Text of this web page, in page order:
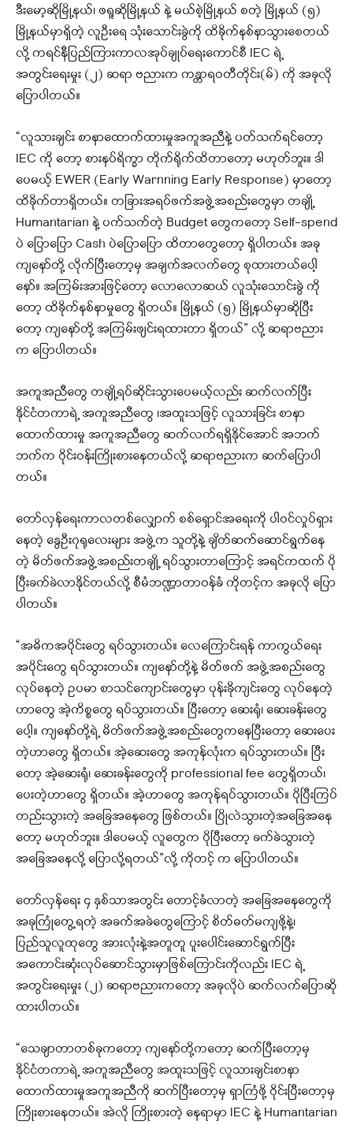
ဒီးမော့ဆိုမြို့နယ်၊ ဖရူဆိုမြို့နယ် နဲ့ မယ်စဲ့မြို့နယ် စတဲ့ မြို့နယ် (၅)
မြို့နယ်မှာရှိတဲ့ လူဦးရေ သုံးသောင်းခွဲကို ထိခိုက်နစ်နာသွားစေတယ်
လို့ ကရင်နီပြည်ကြားကာလအုပ်ချုပ်ရေးကောင်စီ IEC ရဲ့
အတွင်းရေးမှုး (၂) ဆရာ ဗညားက ကန္တာရဝတီတိုင်း(မ်) ကို အခုလို
ပြောပါတယ်။
“လူသားချင်း စာနာထောက်ထားမှုအကူအညီနဲ့ ပတ်သက်ရင်တော့
IEC ကို တော့ စားနပ်ရိက္ခာ တိုက်ရိုက်ထိတာတော့ မဟုတ်ဘူး။ ဒါ
ပေမယ့် EWER (Early Warnning Early Response) မှာတော့
ထိခိုက်တာရှိတယ်။ တခြားအရပ်ဖက်အဖွဲ့အစည်းတွေမှာ တချို့
Humantarian နဲ့ ပက်သက်တဲ့ Budget တွေကတော့ Self-spend
ပဲ ပြောပြော Cash ပဲပြောပြော ထိတာတွေတော့ ရှိပါတယ်။ အခု
ကျနော်တို့ လိုက်ပြီးတော့မှ အချက်အလက်တွေ စုထားတယ်ပေါ့
နော်။ အကြမ်းအားဖြင့်တော့ လောလောဆယ် လူသုံးသောင်းခွဲ ကို
တော့ ထိခိုက်နစ်နာမှုတွေ ရှိတယ်။ မြို့နယ် (၅) မြို့နယ်မှာဆိုပြီး
တော့ ကျနော်တို့ အကြမ်းဖျင်းရထားတာ ရှိတယ်” လို့ ဆရာဗညား
က ပြောပါတယ်။
အကူအညီတွေ တချို့ရပ်ဆိုင်းသွားပေမယ့်လည်း ဆက်လက်ပြီး
နိုင်ငံတကာရဲ့ အကူအညီတွေ ၊အထူးသဖြင့် လူသားခြင်း စာနာ
ထောက်ထားမှု အကူအညီတွေ ဆက်လက်ရရှိနိုင်အောင် အဘက်
ဘက်က ဝိုင်းဝန်းကြိုးစားနေတယ်လို့ ဆရာဗညားက ဆက်ပြောပါ
တယ်။
တော်လှန်ရေးကာလတစ်လျှောက် စစ်ရှောင်အရေးကို ပါဝင်လှုပ်ရှား
နေတဲ့ နွေဦးဂုရုလေးများ အဖွဲ့က သူတို့နဲ့ ချိတ်ဆက်ဆောင်ရွက်နေ
တဲ့ မိတ်ဖက်အဖွဲ့အစည်းတချို့ ရပ်သွားတာကြောင့် အရင်ကထက် ပို
ပြီးခက်ခဲလာနိုင်တယ်လို့ စီမံဘဏ္ဍာတာဝန်ခံ ကိုတင့်က အခုလို ပြော
ပါတယ်။
“အဓိကအပိုင်းတွေ ရပ်သွားတယ်။ လေကြောင်းရန် ကာကွယ်ရေး
အပိုင်းတွေ ရပ်သွားတယ်။ ကျနော်တို့နဲ့ မိတ်ဖက် အဖွဲ့အစည်းတွေ
လုပ်နေတဲ့ ဥပမာ စာသင်ကျောင်းတွေမှာ ပုန်းခိုကျင်းတွေ လုပ်နေတဲ့
ဟာတွေ အဲ့ကိစ္စတွေ ရပ်သွားတယ်။ ပြီးတော့ ဆေးရုံ၊ ဆေးခန်းတွေ
ပေါ့။ ကျနော်တို့ရဲ့ မိတ်ဖက်အဖွဲ့အစည်းတွေကနေပြီးတော့ ဆေးပေး
တဲ့ဟာတွေ ရှိတယ်။ အဲ့ဆေးတွေ အကုန်လုံးက ရပ်သွားတယ်။ ပြီး
တော့ အဲ့ဆေးရုံ၊ ဆေးခန်းတွေကို professional fee တွေရှိတယ်၊
ပေးတဲ့ဟာတွေ ရှိတယ်။ အဲ့ဟာတွေ အကုန်ရပ်သွားတယ်။ ပိုပြီးကြပ်
တည်းသွားတဲ့ အ‌ခြေအနေတွေ ဖြစ်တယ်။ ပြိုလဲသွားတဲ့အခြေအနေ
တော့ မဟုတ်ဘူး။ ဒါပေမယ့် လူတွေက ပိုပြီးတော့ ခက်ခဲသွားတဲ့
အခြေအနေလို့ ပြောလို့ရတယ်”လို့ ကိုတင့် က ပြောပါတယ်။
တော်လှန်ရေး ၄ နှစ်သာအတွင်း တောင့်ခံလာတဲ့ အခြေအနေတွေကို
အခုကြုံတွေ့ရတဲ့ အခက်အခဲတွေကြောင့် စိတ်ဓတ်မကျဖို့နဲ့၊
ပြည်သူလူထုတွေ အားလုံးနဲ့အတူတူ ပူးပေါင်းဆောင်ရွက်ပြီး
အကောင်းဆုံးလုပ်ဆောင်သွားမှာဖြစ်ကြောင်းကိုလည်း IEC ရဲ့
အတွင်းရေးမှုး (၂) ဆရာဗညားကတော့ အခုလိုပဲ ဆက်လက်ပြောဆို
ထားပါတယ်။
“သေချာတာတစ်ခုကတော့ ကျနော်တို့ကတော့ ဆက်ပြီးတော့မှ
နိုင်ငံတကာရဲ့ အကူအညီတွေ အထူးသဖြင့် လူသားချင်းစာနာ
ထောက်ထားမှုအကူအညီကို ဆက်ပြီးတော့မှ ရှာကြံဖို့ ဝိုင်းပြီးတော့မှ
ကြိုးစားနေတယ်။ အဲလို ကြိုးစားတဲ့ နေရာမှာ IEC နဲ့ Humantarian